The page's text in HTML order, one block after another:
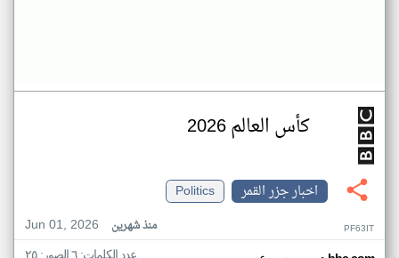
كأس العالم 2026
اخبار جزر القمر
Politics
Jun 01, 2026
منذ شهرين PF63IT
عدد الكلمات: ٦ الصور: ٢٥